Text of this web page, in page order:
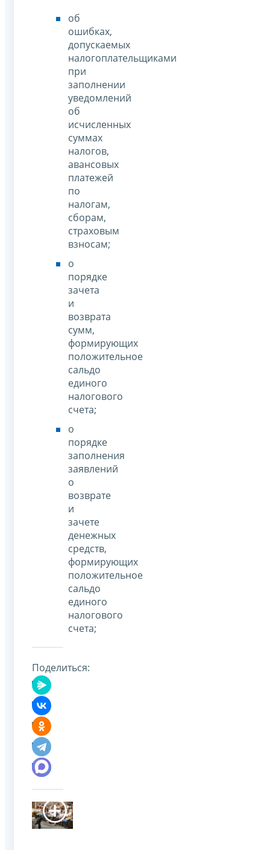
об
ошибках,
допускаемых
налогоплательщиками
при
заполнении
уведомлений
об
исчисленных
суммах
налогов,
авансовых
платежей
по
налогам,
сборам,
страховым
взносам;
о
порядке
зачета
и
возврата
сумм,
формирующих
положительное
сальдо
единого
налогового
счета;
о
порядке
заполнения
заявлений
о
возврате
и
зачете
денежных
средств,
формирующих
положительное
сальдо
единого
налогового
счета;
Поделиться: